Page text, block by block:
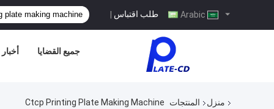
طلب اقتباس |
أخبار جميع القضايا
منزل المنتجات Ctcp Printing Plate Making Machine